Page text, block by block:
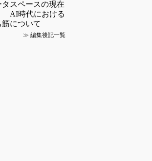
タスペースの現在
AI時代における
筋について
≫ 編集後記一覧